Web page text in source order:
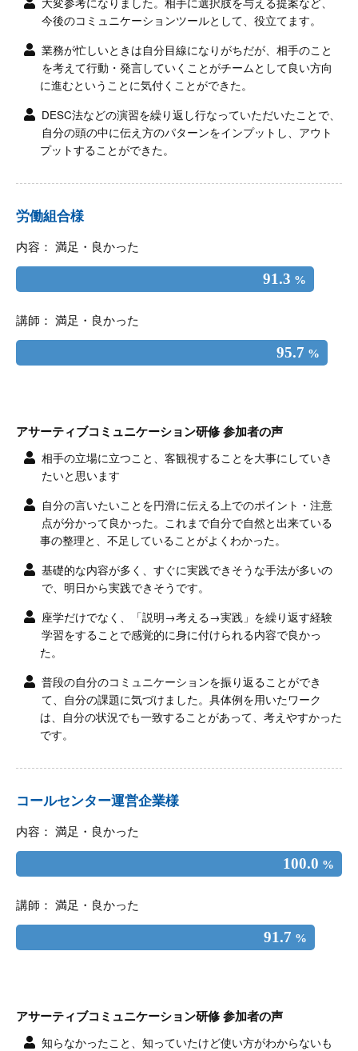
今後のコミュニケーションツールとして、役立てます。
業務が忙しいときは自分目線になりがちだが、相手のこと
を考えて行動・発言していくことがチームとして良い方向
に進むということに気付くことができた。
DESC法などの演習を繰り返し行なっていただいたことで、
自分の頭の中に伝え方のパターンをインプットし、アウト
プットすることができた。
労働組合様
内容： 満足・良かった
91.3 %
講師： 満足・良かった
95.7 %
アサーティブコミュニケーション研修 参加者の声
相手の立場に立つこと、客観視することを大事にしていき
たいと思います
自分の言いたいことを円滑に伝える上でのポイント・注意
点が分かって良かった。これまで自分で自然と出来ている
事の整理と、不足していることがよくわかった。
基礎的な内容が多く、すぐに実践できそうな手法が多いの
で、明日から実践できそうです。
座学だけでなく、「説明→考える→実践」を繰り返す経験
学習をすることで感覚的に身に付けられる内容で良かっ
た。
普段の自分のコミュニケーションを振り返ることができ
て、自分の課題に気づけました。具体例を用いたワーク
は、自分の状況でも一致することがあって、考えやすかった
です。
コールセンター運営企業様
内容： 満足・良かった
100.0 %
講師： 満足・良かった
91.7 %
アサーティブコミュニケーション研修 参加者の声
知らなかったこと、知っていたけど使い方がわからないも